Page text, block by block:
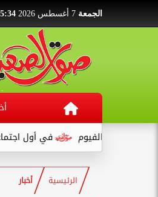
الجمعة 05:34
في أول اجتماعاته .. وكيل صحة قنا
الرئيسية أخبار